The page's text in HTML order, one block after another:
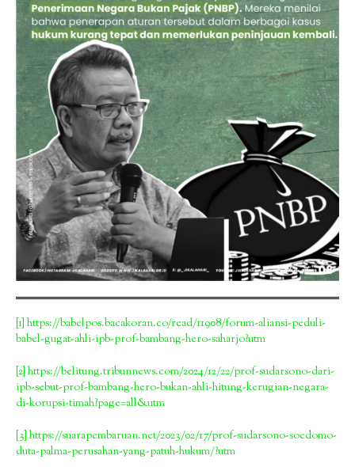
[1] https://babelpos.bacakoran.co/read/11908/forum-aliansi-peduli-
babel-gugat-ahli-ipb-prof-bambang-hero-saharjo?utm
[2] https://belitung.tribunnews.com/2024/12/22/prof-sudarsono-dari-
ipb-sebut-prof-bambang-hero-bukan-ahli-hitung-kerugian-negara-
di-korupsi-timah?page=all&utm
[3] https://suarapembaruan.net/2023/02/17/prof-sudarsono-soedomo-
duta-palma-perusahan-yang-patuh-hukum/?utm